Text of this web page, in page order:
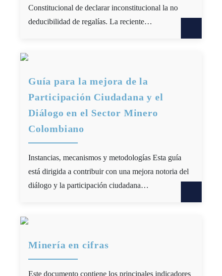
Constitucional de declarar inconstitucional la no
deducibilidad de regalías. La reciente…
Guía para la mejora de la
Participación Ciudadana y el
Diálogo en el Sector Minero
Colombiano
Instancias, mecanismos y metodologías Esta guía
está dirigida a contribuir con una mejora notoria del
diálogo y la participación ciudadana…
Minería en cifras
Este documento contiene los principales indicadores